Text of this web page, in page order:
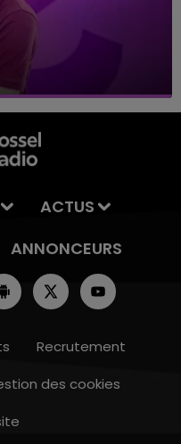
ACTUS
ANNONCEURS
Recrutement
des cookies